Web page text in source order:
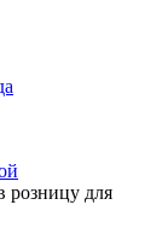
розницу для